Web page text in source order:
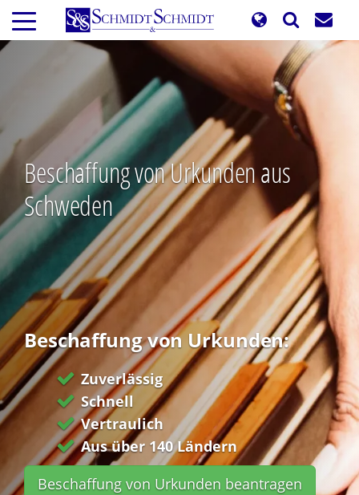
Direkt
zum
Inhalt
Beschaffung von Urkunden aus
Schweden
Beschaffung von Urkunden:
Zuverlässig
Schnell
Vertraulich
Aus über 140 Ländern
Beschaffung von Urkunden beantragen